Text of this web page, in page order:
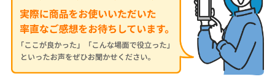
神奈川県秦野市 東京都小平市